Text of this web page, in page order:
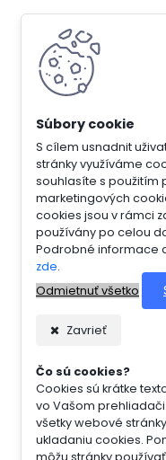
S cílem usnadnit
stránky využíváme
souhlasíte s použitím
marketingových
cookies jsou v rámci
používány po celou
Podrobné informace
zde.
Odmietnuť všetko
Zavrieť
Čo sú cookies?
Cookies sú krátke
vo Vašom
všetky webové
ukladaniu cookies.
môžu stránky